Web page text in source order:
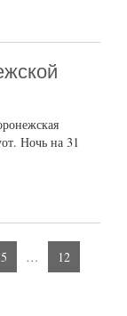
Ночь на 31
5 … 12